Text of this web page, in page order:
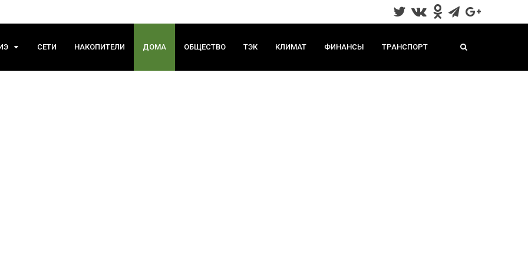
СЕТИ НАКОПИТЕЛИ ДОМА ОБЩЕСТВО ТЭК КЛИМАТ ФИНАНСЫ ТРАНСПОРТ